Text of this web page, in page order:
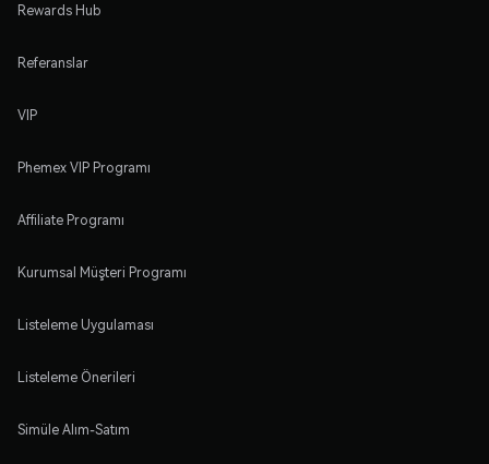
Rewards Hub
Referanslar
VIP
Phemex VIP Programı
Affiliate Programı
Kurumsal Müşteri Programı
Listeleme Uygulaması
Listeleme Önerileri
Simüle Alım-Satım